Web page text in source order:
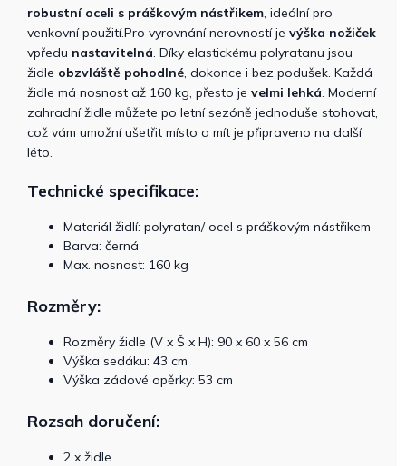
robustní oceli s práškovým nástřikem, ideální pro
venkovní použití.Pro vyrovnání nerovností je výška nožiček
vpředu nastavitelná. Díky elastickému polyratanu jsou
židle obzvláště pohodlné, dokonce i bez podušek. Každá
židle má nosnost až 160 kg, přesto je velmi lehká. Moderní
zahradní židle můžete po letní sezóně jednoduše stohovat,
což vám umožní ušetřit místo a mít je připraveno na další
léto.
Technické specifikace:
Materiál židlí: polyratan/ ocel s práškovým nástřikem
Barva: černá
Max. nosnost: 160 kg
Rozměry:
Rozměry židle (V x Š x H): 90 x 60 x 56 cm
Výška sedáku: 43 cm
Výška zádové opěrky: 53 cm
Rozsah doručení:
2 x židle